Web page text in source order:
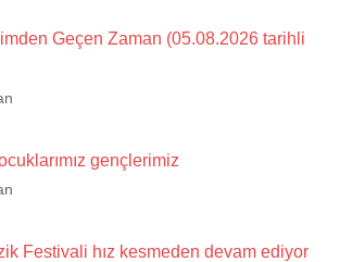
Geçen Zaman (05.08.2026 tarihli
gençlerimiz
Festivali hız kesmeden devam ediyor